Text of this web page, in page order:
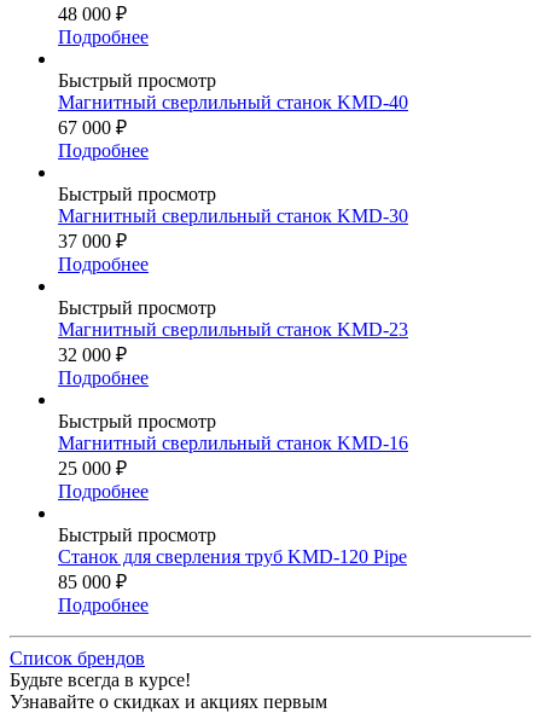
48 000 ₽
Подробнее
Быстрый просмотр
Магнитный сверлильный станок KMD-40
67 000 ₽
Подробнее
Быстрый просмотр
Магнитный сверлильный станок KMD-30
37 000 ₽
Подробнее
Быстрый просмотр
Магнитный сверлильный станок KMD-23
32 000 ₽
Подробнее
Быстрый просмотр
Магнитный сверлильный станок KMD-16
25 000 ₽
Подробнее
Быстрый просмотр
Станок для сверления труб KMD-120 Pipe
85 000 ₽
Подробнее
Список брендов
Будьте всегда в курсе!
Узнавайте о скидках и акциях первым